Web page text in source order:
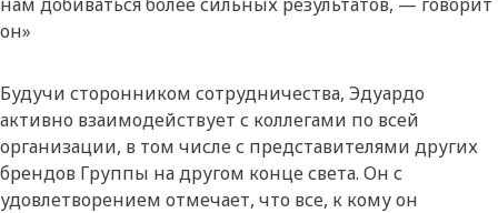
он»
Будучи сторонником сотрудничества, Эдуардо
активно взаимодействует с коллегами по всей
организации, в том числе с представителями других
брендов Группы на другом конце света. Он с
удовлетворением отмечает, что все, к кому он